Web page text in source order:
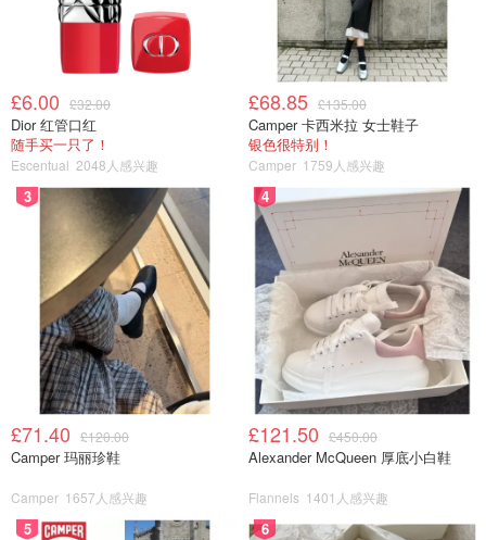
£6.00 £32.00
Dior 红管口红
随手买一只了！
Escentual 2048人感兴趣
£68.85 £135.00
Camper 卡西米拉 女士鞋子
银色很特别！
Camper 1759人感兴趣
3
£71.40 £120.00
Camper 玛丽珍鞋
Camper 1657人感兴趣
4
£121.50 £450.00
Alexander McQueen 厚底小白鞋
Flannels 1401人感兴趣
5 6